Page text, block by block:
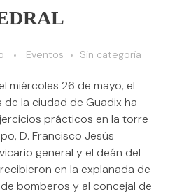
Eventos Sin categoría
miércoles 26 de mayo, el
la ciudad de Guadix ha
prácticos en la torre
D. Francisco Jesús
general y el deán del
en la explanada de
bomberos y al concejal de